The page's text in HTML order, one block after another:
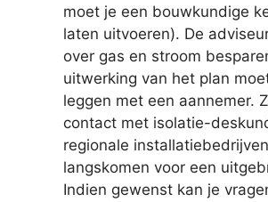
moet je een bouwkundige
laten uitvoeren). De
over gas en stroom
uitwerking van het plan
leggen met een aannemer.
contact met isolatie-
regionale
langskomen voor een
Indien gewenst kan je